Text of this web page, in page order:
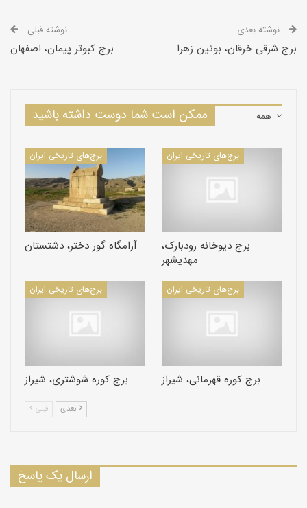
نوشته قبلی
برج کبوتر پیمان، اصفهان برج شرقی خرقان، بوئین زهرا
ممکن است شما دوست داشته باشید
برج‌های تاریخی ایران
آرامگاه گور دختر، دشتستان
برج‌های تاریخی ایران
برج دیوخانه رودبارک،
مهدیشهر
برج‌های تاریخی ایران
برج کوره شوشتری، شیراز
برج‌های تاریخی ایران
برج کوره قهرمانی، شیراز
قبلی
ارسال یک پاسخ